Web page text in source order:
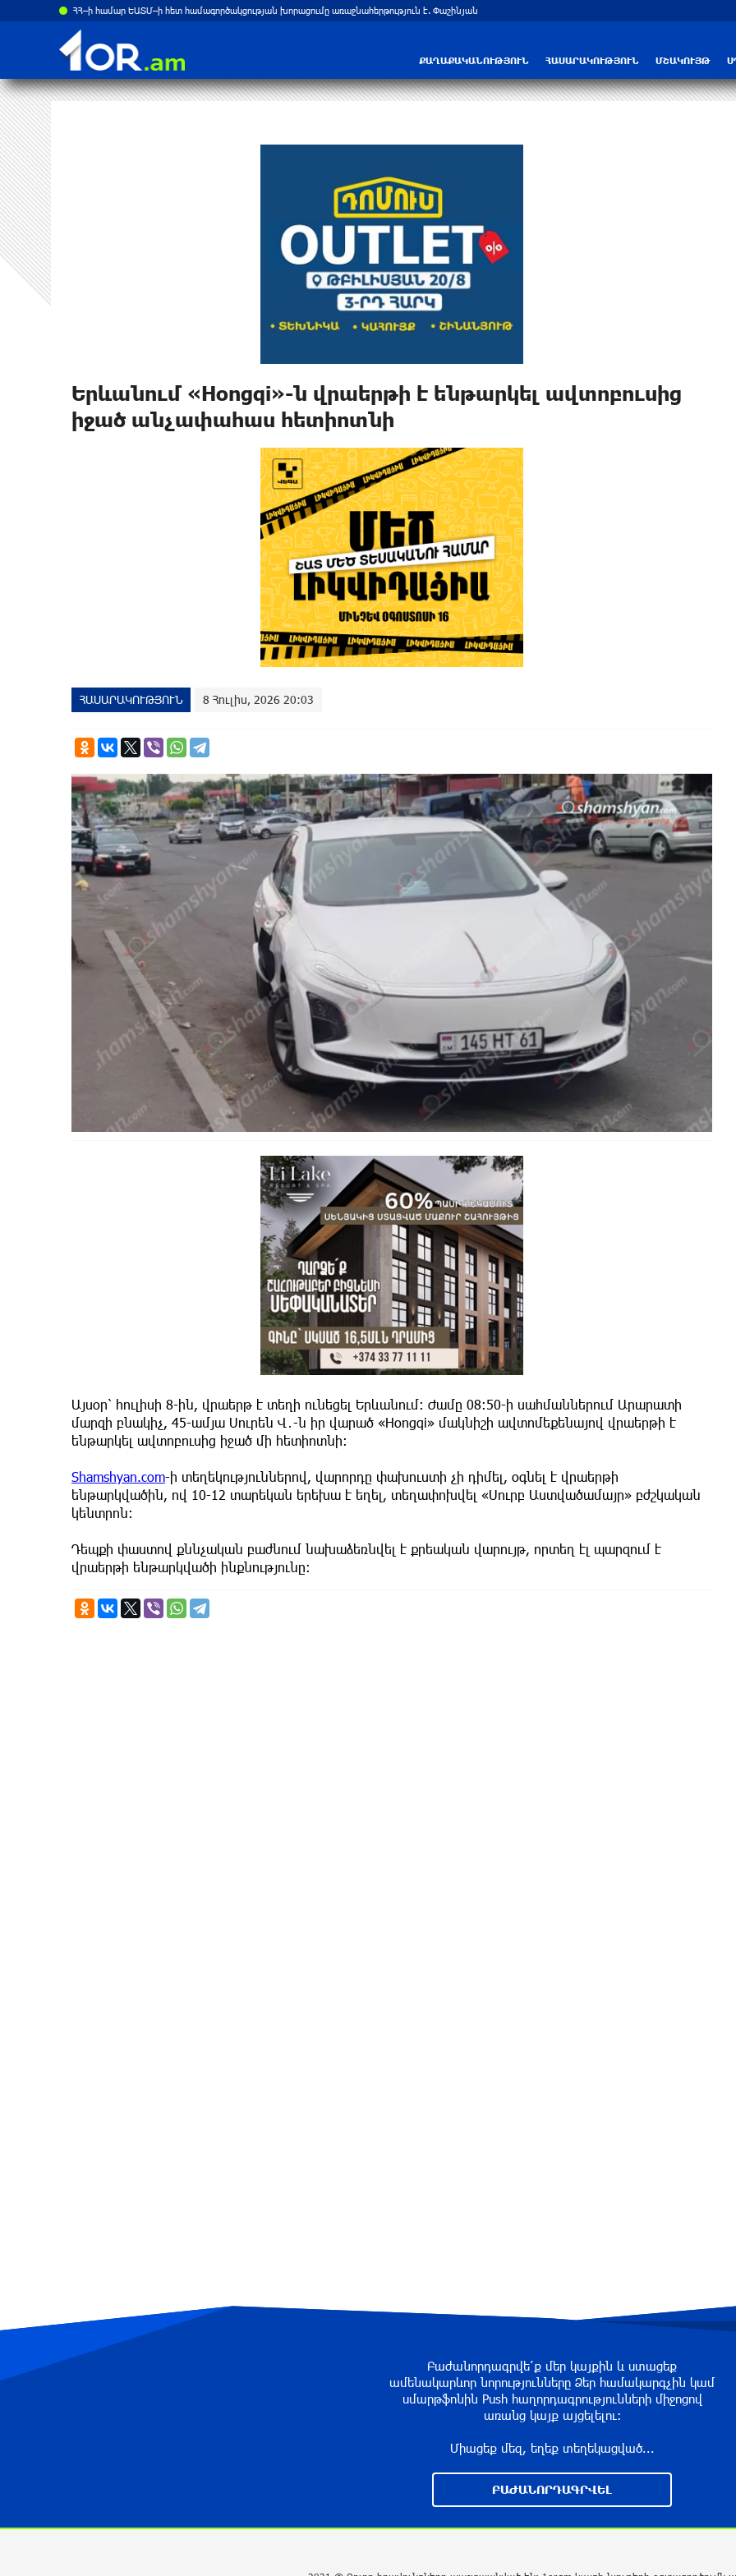
ՀՀ–ի համար ԵԱՏՄ–ի հետ համագործակցության խորացումը առաջնահերթություն է. Փաշինյան
ՔԱՂԱՔԱԿԱՆՈՒԹՅՈՒՆ ՀԱՍԱՐԱԿՈՒԹՅՈՒՆ ՄՇԱԿՈՒՅԹ
Երևանում «Hongqi»-ն վրաերթի է ենթարկել ավտոբուսից
իջած անչափահաս հետիոտնի
ՀԱՍԱՐԱԿՈՒԹՅՈՒՆ 8 Հուլիս, 2026 20:03
Այսօր՝ հուլիսի 8-ին, վրաերթ է տեղի ունեցել Երևանում։ Ժամը 08։50-ի սահմաններում Արարատի
մարզի բնակիչ, 45-ամյա Սուրեն Վ․-ն իր վարած «Hongqi» մակնիշի ավտոմեքենայով վրաերթի է
ենթարկել ավտոբուսից իջած մի հետիոտնի։
Shamshyan.com-ի տեղեկություններով, վարորդը փախուստի չի դիմել, օգնել է վրաերթի
ենթարկվածին, ով 10-12 տարեկան երեխա է եղել, տեղափոխվել «Սուրբ Աստվածամայր» բժշկական
կենտրոն։
Դեպքի փաստով քննչական բաժնում նախաձեռնվել է քրեական վարույթ, որտեղ էլ պարզում է
վրաերթի ենթարկվածի ինքնությունը։
Բաժանորդագրվե՛ք մեր կայքին և ստացեք
ամենակարևոր նորությունները Ձեր համակարգչին կամ
սմարթֆոնին Push հաղորդագրությունների միջոցով
առանց կայք այցելելու։
Միացեք մեզ, եղեք տեղեկացված...
ԲԱԺԱՆՈՐԴԱԳՐՎԵԼ